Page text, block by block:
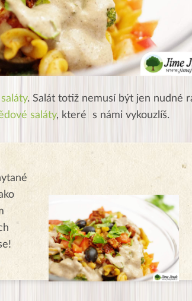
. Salát totiž nemusí být jen nudné
saláty, které s námi vykouzlíš.